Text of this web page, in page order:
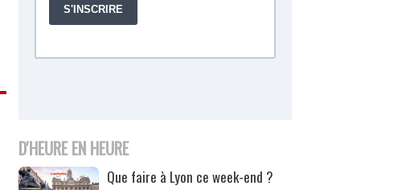
D'HEURE EN HEURE
Que faire à Lyon ce week-end ?